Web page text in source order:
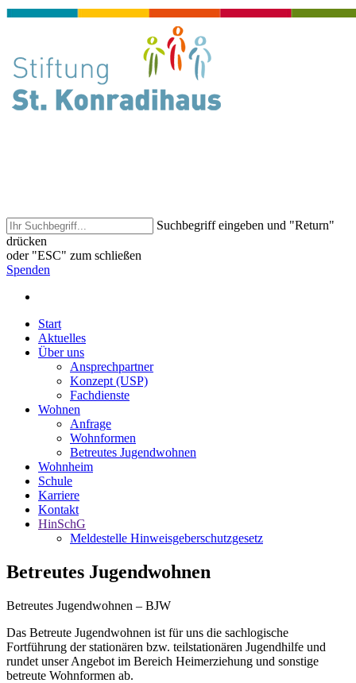
Suchbegriff eingeben und "Return"
drücken
oder "ESC" zum schließen
Spenden
Start
Aktuelles
Über uns
Ansprechpartner
Konzept (USP)
Fachdienste
Wohnen
Anfrage
Wohnformen
Betreutes Jugendwohnen
Wohnheim
Schule
Karriere
Kontakt
HinSchG
Meldestelle Hinweisgeberschutzgesetz
Betreutes Jugendwohnen
Betreutes Jugendwohnen – BJW
Das Betreute Jugendwohnen ist für uns die sachlogische
Fortführung der stationären bzw. teilstationären Jugendhilfe und
rundet unser Angebot im Bereich Heimerziehung und sonstige
betreute Wohnformen ab.